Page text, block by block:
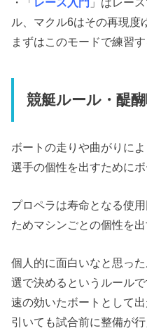
ル、マクル6はその再現度
まずはこのモードで練習
競艇ルール・醍
ボートの走りや曲がりに
選手の個性を出すために
プロペラは寿命となる使
ためマシンごとの個性を出
個人的に面白いなと思っ
選で決めるというルール
速の効いたボートとして
引いても試合前に整備が